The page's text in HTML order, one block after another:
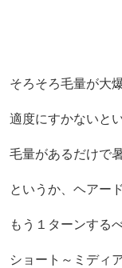
そろそろ毛量が大
適度にすかないと
毛量があるだけで
というか、ヘアー
もう１ターンする
ショート～ミディ